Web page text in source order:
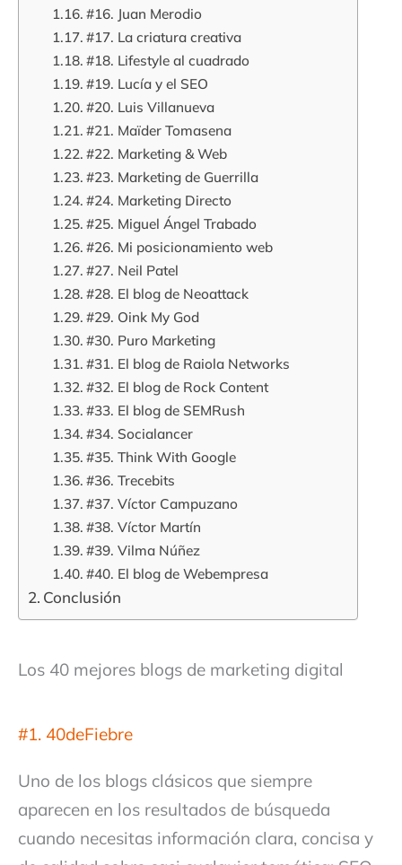
#16. Juan Merodio
#17. La criatura creativa
#18. Lifestyle al cuadrado
#19. Lucía y el SEO
#20. Luis Villanueva
#21. Maïder Tomasena
#22. Marketing & Web
#23. Marketing de Guerrilla
#24. Marketing Directo
#25. Miguel Ángel Trabado
#26. Mi posicionamiento web
#27. Neil Patel
#28. El blog de Neoattack
#29. Oink My God
#30. Puro Marketing
#31. El blog de Raiola Networks
#32. El blog de Rock Content
#33. El blog de SEMRush
#34. Socialancer
#35. Think With Google
#36. Trecebits
#37. Víctor Campuzano
#38. Víctor Martín
#39. Vilma Núñez
#40. El blog de Webempresa
Conclusión
Los 40 mejores blogs de marketing digital
#1. 40deFiebre
Uno de los blogs clásicos que siempre
aparecen en los resultados de búsqueda
cuando necesitas información clara, concisa y